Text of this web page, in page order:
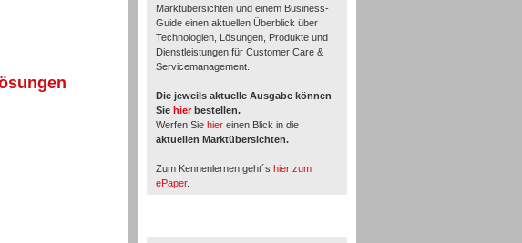
Marktübersichten und einem Business-
Guide einen aktuellen Überblick über
Technologien, Lösungen, Produkte und
Dienstleistungen für Customer Care &
Servicemanagement.
Die jeweils aktuelle Ausgabe können
Sie hier bestellen.
Werfen Sie hier einen Blick in die
aktuellen Marktübersichten.
Zum Kennenlernen geht´s hier zum
ePaper.